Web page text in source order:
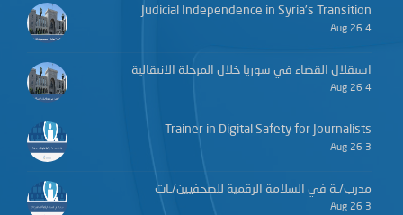
Judicial Independence in Syria’s Transition
4 Aug 26
استقلال القضاء في سوريا خلال المرحلة الانتقالية
4 Aug 26
Trainer in Digital Safety for Journalists
3 Aug 26
مدرب/ـة في السلامة الرقمية للصحفيين/ـات
3 Aug 26